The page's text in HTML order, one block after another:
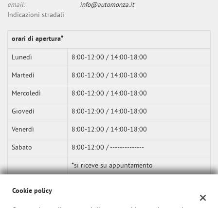
email:
info@automonza.it
Indicazioni stradali
orari di apertura*
Lunedì 8:00-12:00 / 14:00-18:00
Martedì 8:00-12:00 / 14:00-18:00
Mercoledì 8:00-12:00 / 14:00-18:00
Giovedì 8:00-12:00 / 14:00-18:00
Venerdì 8:00-12:00 / 14:00-18:00
Sabato 8:00-12:00 / --------------
*si riceve su appuntamento
Cookie policy